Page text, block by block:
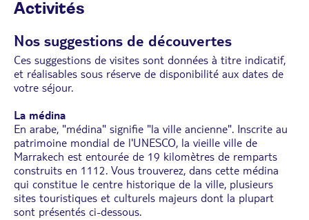
Activités
Nos suggestions de découvertes
Ces suggestions de visites sont données à titre indicatif,
et réalisables sous réserve de disponibilité aux dates de
votre séjour.
La médina
En arabe, "médina" signifie "la ville ancienne". Inscrite au
patrimoine mondial de l'UNESCO, la vieille ville de
Marrakech est entourée de 19 kilomètres de remparts
construits en 1112. Vous trouverez, dans cette médina
qui constitue le centre historique de la ville, plusieurs
sites touristiques et culturels majeurs dont la plupart
sont présentés ci-dessous.